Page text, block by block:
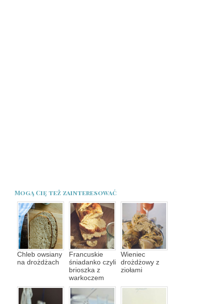
Mogą Cię też zainteresować
Chleb owsiany
na drożdżach
Francuskie
śniadanko czyli
brioszka z
warkoczem
Wieniec
drożdżowy z
ziołami